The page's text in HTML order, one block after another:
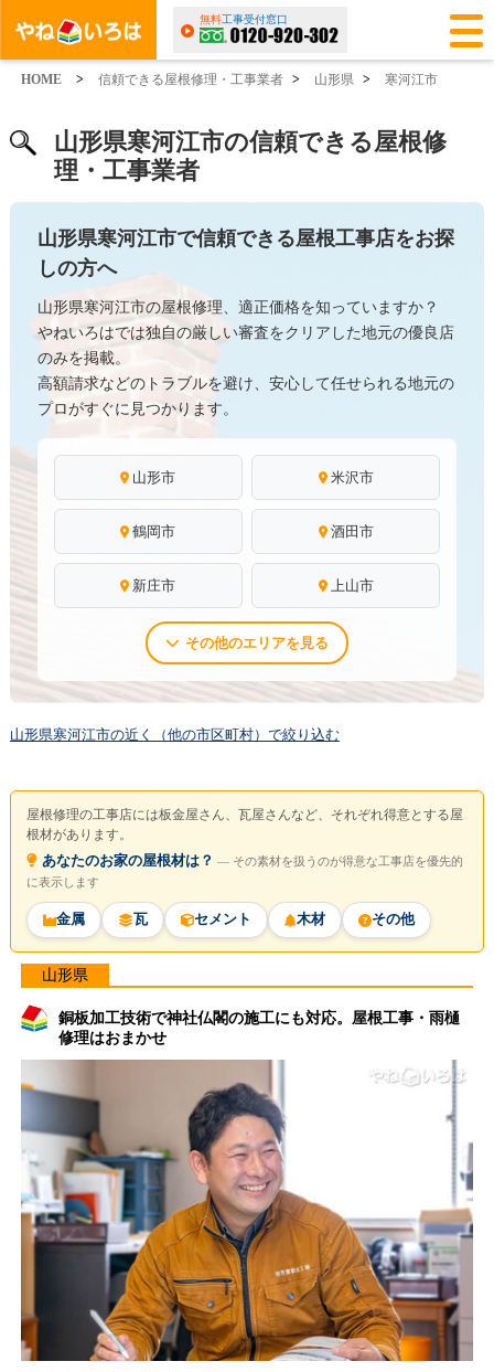
無料工事受付窓口
HOME > 信頼できる屋根修理・工事業者 > 山形県 > 寒河江市
山形県寒河江市の信頼できる屋根修
理・工事業者
山形県寒河江市で信頼できる屋根工事店をお探
しの方へ
山形県寒河江市の屋根修理、適正価格を知っていますか？
やねいろはでは独自の厳しい審査をクリアした地元の優良店
のみを掲載。
高額請求などのトラブルを避け、安心して任せられる地元の
プロがすぐに見つかります。
山形市 米沢市
鶴岡市 酒田市
新庄市 上山市
その他のエリアを見る
山形県寒河江市の近く（他の市区町村）で絞り込む
屋根修理の工事店には板金屋さん、瓦屋さんなど、それぞれ得意とする屋
根材があります。
あなたのお家の屋根材は？ ― その素材を扱うのが得意な工事店を優先的
に表示します
金属 瓦 セメント 木材 その他
山形県
銅板加工技術で神社仏閣の施工にも対応。屋根工事・雨樋
修理はおまかせ